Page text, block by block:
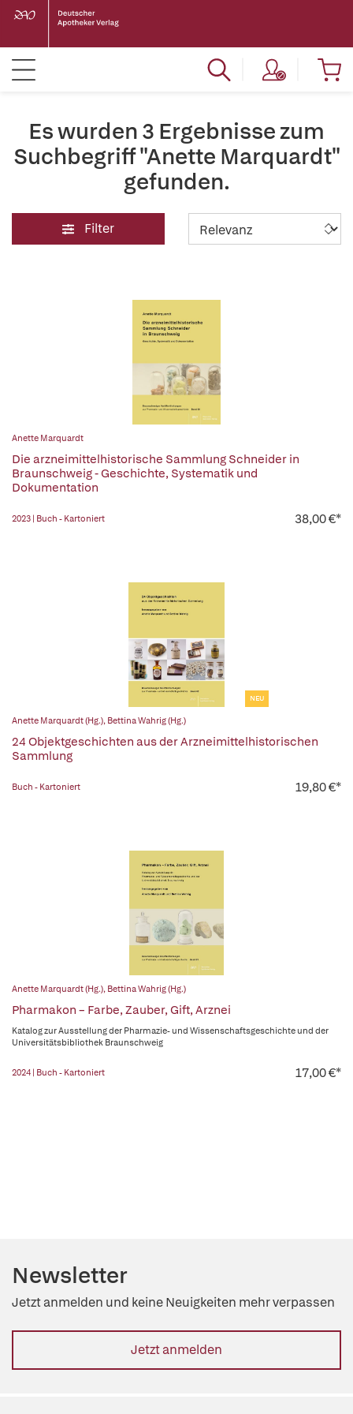
Es wurden 3 Ergebnisse zum
Suchbegriff "Anette Marquardt"
gefunden.
Filter
Anette Marquardt
Die arzneimittelhistorische Sammlung Schneider in
Braunschweig - Geschichte, Systematik und
Dokumentation
2023 | Buch - Kartoniert 38,00 €*
NEU
Anette Marquardt (Hg.), Bettina Wahrig (Hg.)
24 Objektgeschichten aus der Arzneimittelhistorischen
Sammlung
Buch - Kartoniert 19,80 €*
Anette Marquardt (Hg.), Bettina Wahrig (Hg.)
Pharmakon – Farbe, Zauber, Gift, Arznei
Katalog zur Ausstellung der Pharmazie- und Wissenschaftsgeschichte und der
Universitätsbibliothek Braunschweig
2024 | Buch - Kartoniert 17,00 €*
Newsletter
Jetzt anmelden und keine Neuigkeiten mehr verpassen
Jetzt anmelden